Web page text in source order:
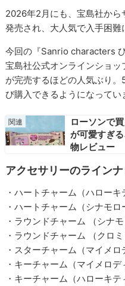
2026年2月にも、宝島社か
発売され、大人気で入手困難
今回の『Sanrio characters
宝島社公式オンラインショ
が完売するほどの人気ぶり
び購入できるようになってい
ローソンで
が可愛すぎ
物レビュー
アクセサリーのライン
・ハートチャーム（ハローキ
・ハートチャーム（シナモロ
・ラウンドチャーム （シナモ
・ラウンドチャーム （クロミ
・スターチャーム（マイメロ
・キーチャーム（マイメロデ
・キーチャーム（ハローキテ